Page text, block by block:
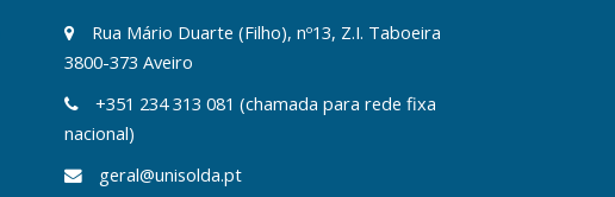
Rua Mário Duarte (Filho), nº13, Z.I. Taboeira
3800-373 Aveiro
+351 234 313 081 (chamada para rede fixa
nacional)
geral@unisolda.pt